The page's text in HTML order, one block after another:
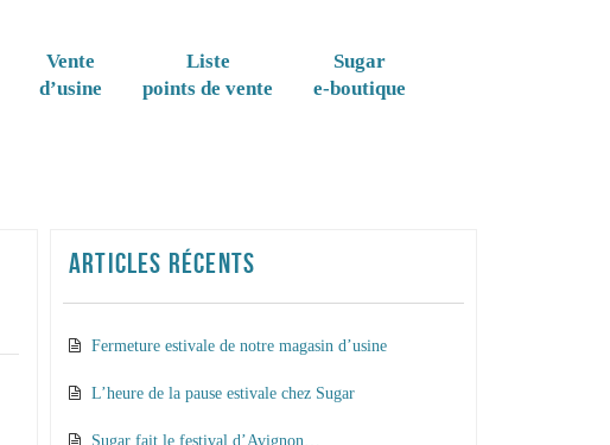
Vente
d’usine
Liste
points de vente
Sugar
e-boutique
ARTICLES RÉCENTS
Fermeture estivale de notre magasin d’usine
L’heure de la pause estivale chez Sugar
Sugar fait le festival d’Avignon…